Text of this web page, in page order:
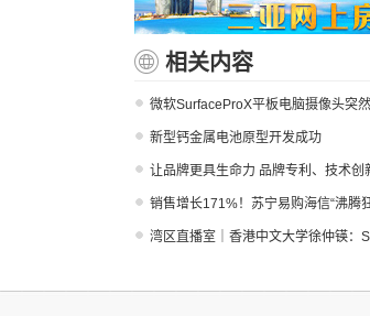
相关内容
微软SurfaceProX平板电脑摄像头突
新型钙金属电池原型开发成功
让品牌更具生命力 品牌专利、技术创
销售增长171%！苏宁易购海信“沸腾
湾区直播室｜香港中文大学徐仲锳：